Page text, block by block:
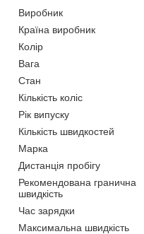
Виробник
Країна виробник
Колір
Вага
Стан
Кількість коліс
Рік випуску
Кількість швидкостей
Марка
Дистанція пробігу
Рекомендована гранична
швидкість
Час зарядки
Максимальна швидкість